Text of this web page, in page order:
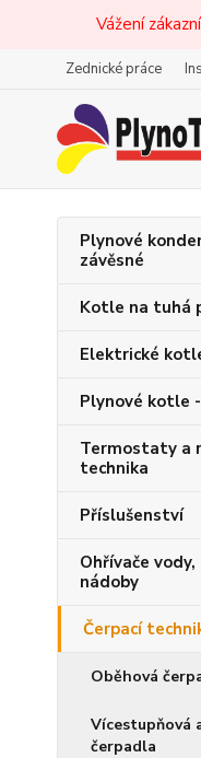
Vážení
Zednické práce
Plynové
závěsné
Kotle na tuhá
Elektrické
Plynové kotle
Termostaty a
technika
Příslušenství
Ohřívače
nádoby
Čerpací
Oběhová
Vícestupňová
čerpadla